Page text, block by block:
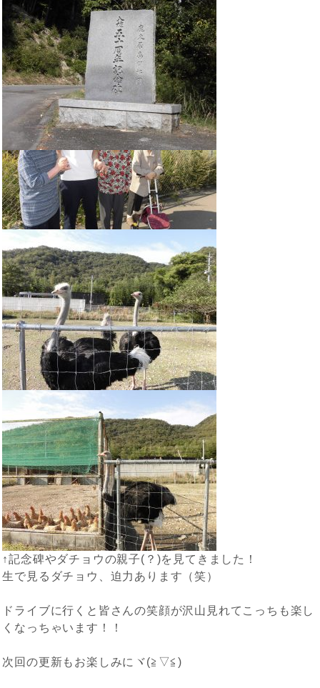
↑記念碑やダチョウの親子(？)を見てきました！
生で見るダチョウ、迫力あります（笑）
ドライブに行くと皆さんの笑顔が沢山見れてこっちも楽し
くなっちゃいます！！
次回の更新もお楽しみにヾ(≧▽≦)